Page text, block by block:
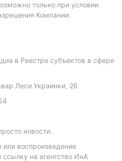
только при условии
Компании.
в Реестре субъектов в сфере
Леси Украинки, 26
новости.
или воспроизведение
на агентство ИнА